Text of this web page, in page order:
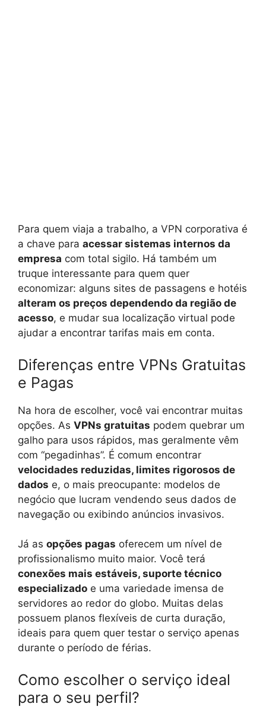
Para quem viaja a trabalho, a VPN corporativa é
a chave para acessar sistemas internos da
empresa com total sigilo. Há também um
truque interessante para quem quer
economizar: alguns sites de passagens e hotéis
alteram os preços dependendo da região de
acesso, e mudar sua localização virtual pode
ajudar a encontrar tarifas mais em conta.
Diferenças entre VPNs Gratuitas
e Pagas
Na hora de escolher, você vai encontrar muitas
opções. As VPNs gratuitas podem quebrar um
galho para usos rápidos, mas geralmente vêm
com “pegadinhas”. É comum encontrar
velocidades reduzidas, limites rigorosos de
dados e, o mais preocupante: modelos de
negócio que lucram vendendo seus dados de
navegação ou exibindo anúncios invasivos.
Já as opções pagas oferecem um nível de
profissionalismo muito maior. Você terá
conexões mais estáveis, suporte técnico
especializado e uma variedade imensa de
servidores ao redor do globo. Muitas delas
possuem planos flexíveis de curta duração,
ideais para quem quer testar o serviço apenas
durante o período de férias.
Como escolher o serviço ideal
para o seu perfil?